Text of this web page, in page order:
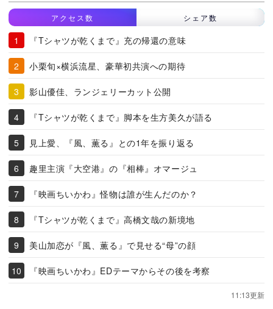
アクセス数 シェア数
『Tシャツが乾くまで』充の帰還の意味
小栗旬×横浜流星、豪華初共演への期待
影山優佳、ランジェリーカット公開
『Tシャツが乾くまで』脚本を生方美久が語る
見上愛、『風、薫る』との1年を振り返る
趣里主演『大空港』の『相棒』オマージュ
『映画ちいかわ』怪物は誰が生んだのか？
『Tシャツが乾くまで』高橋文哉の新境地
美山加恋が『風、薫る』で見せる“母”の顔
『映画ちいかわ』EDテーマからその後を考察
11:13更新